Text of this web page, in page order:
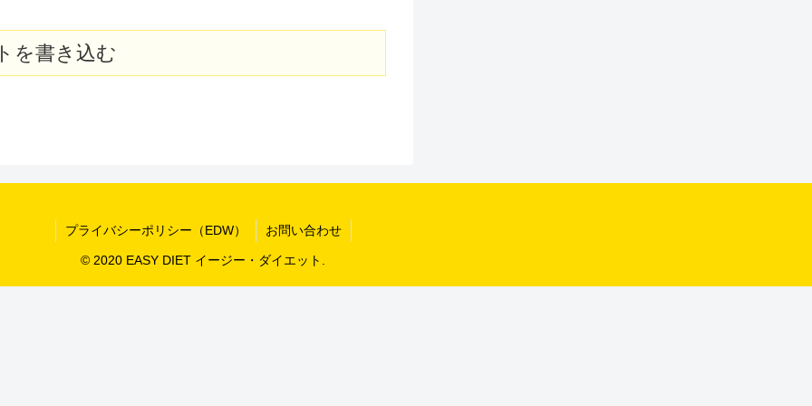
を書き込む
プライバシーポリシー（EDW） お問い合わせ
© 2020 EASY DIET イージー・ダイエット.